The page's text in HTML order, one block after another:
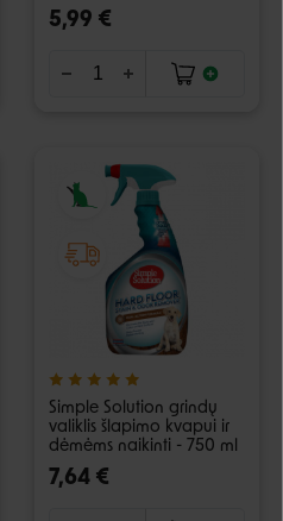
5,99 €
Simple Solution grindų
valiklis šlapimo kvapui ir
dėmėms naikinti - 750 ml
7,64 €